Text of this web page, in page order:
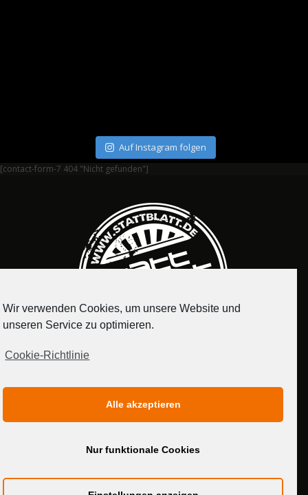
Auf Instagram folgen
[contact-form-7 404 "Nicht gefunden"]
MEDIADATEN
Wir verwenden Cookies, um unsere Website und
unseren Service zu optimieren.
Cookie-Richtlinie
Alle akzeptieren
Nur funktionale Cookies